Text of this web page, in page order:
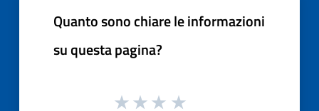
Quanto sono chiare le informazioni
su questa pagina?